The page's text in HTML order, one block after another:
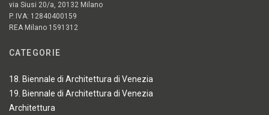
via Siusi 20/a, 20132 Milano
P. IVA: 12840400159
REA Milano 1591312
CATEGORIE
18. Biennale di Architettura di Venezia
19. Biennale di Architettura di Venezia
Architettura